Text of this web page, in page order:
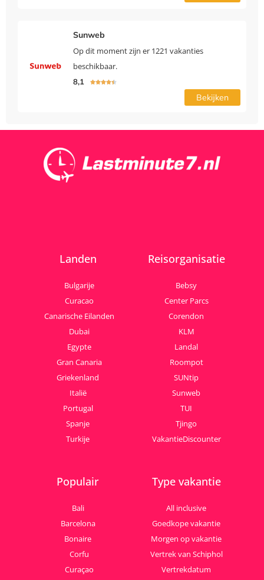
Sunweb
Op dit moment zijn er 1221 vakanties
beschikbaar.
8,1 
Bekijken
Landen
Bulgarije
Curacao
Canarische Eilanden
Dubai
Egypte
Gran Canaria
Griekenland
Italië
Portugal
Spanje
Turkije
Reisorganisatie
Bebsy
Center Parcs
Corendon
KLM
Landal
Roompot
SUNtip
Sunweb
TUI
Tjingo
VakantieDiscounter
Populair
Bali
Barcelona
Bonaire
Corfu
Curaçao
Type vakantie
All inclusive
Goedkope vakantie
Morgen op vakantie
Vertrek van Schiphol
Vertrekdatum